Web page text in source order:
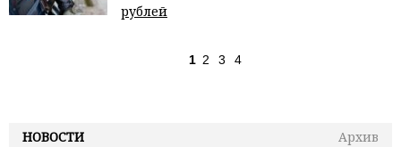
НОВОСТИ
Архив
рублей
1 2 3 4